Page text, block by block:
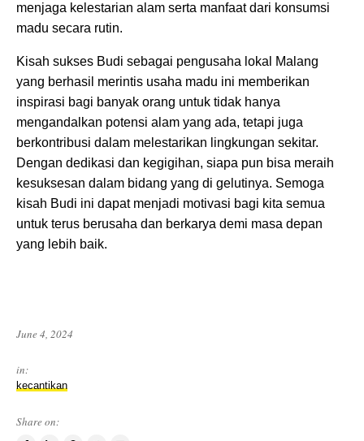
menjaga kelestarian alam serta manfaat dari konsumsi
madu secara rutin.
Kisah sukses Budi sebagai pengusaha lokal Malang
yang berhasil merintis usaha madu ini memberikan
inspirasi bagi banyak orang untuk tidak hanya
mengandalkan potensi alam yang ada, tetapi juga
berkontribusi dalam melestarikan lingkungan sekitar.
Dengan dedikasi dan kegigihan, siapa pun bisa meraih
kesuksesan dalam bidang yang di gelutinya. Semoga
kisah Budi ini dapat menjadi motivasi bagi kita semua
untuk terus berusaha dan berkarya demi masa depan
yang lebih baik.
June 4, 2024
in:
kecantikan
Share on: